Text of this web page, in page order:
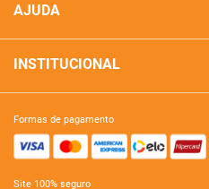
AJUDA
INSTITUCIONAL
formas de pagamento
site 100% seguro